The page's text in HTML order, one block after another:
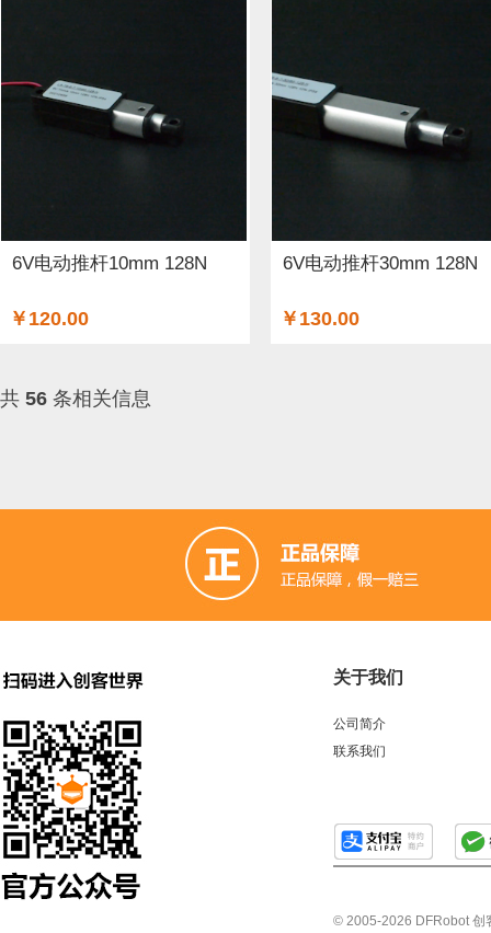
6V电动推杆10mm 128N
￥120.00
6V电动推杆30mm 128N
￥130.00
共 56 条相关信息
关于我们
公司简介
联系我们
© 2005-2026 DFRobot 创